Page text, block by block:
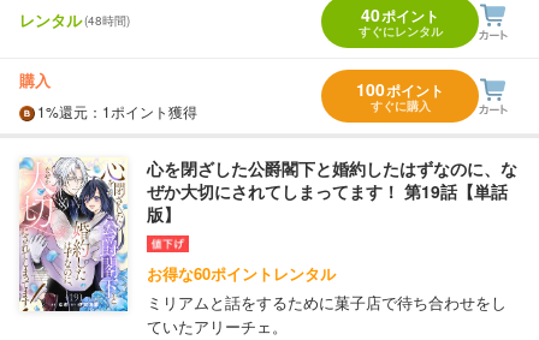
レンタル(48時間) 40ポイント
すぐにレンタル
購入
1%還元 ：1ポイント獲得
100ポイント
すぐに購入
心を閉ざした公爵閣下と婚約したはずなのに、な
ぜか大切にされてしまってます！ 第19話【単話
版】
お得な60ポイントレンタル
ミリアムと話をするために菓子店で待ち合わせをし
ていたアリーチェ。